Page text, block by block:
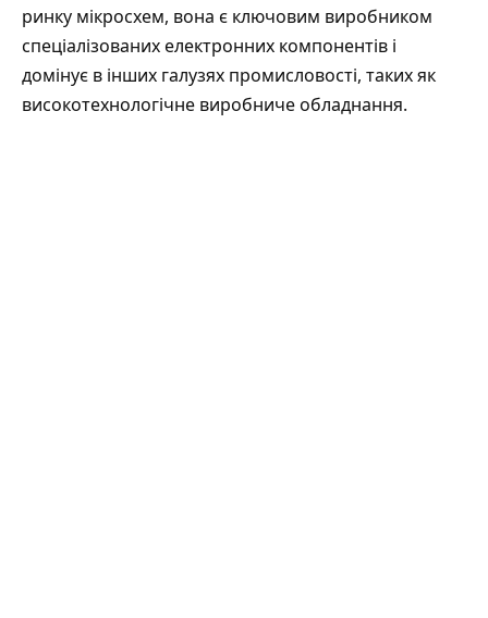
ринку мікросхем, вона є ключовим виробником
спеціалізованих електронних компонентів і
домінує в інших галузях промисловості, таких як
високотехнологічне виробниче обладнання.